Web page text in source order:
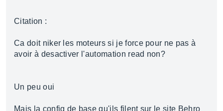
Citation :
Ca doit niker les moteurs si je force pour ne pas à
avoir à desactiver l'automation read non?
Un peu oui
Mais la config de base qu'ils filent sur le site Behro